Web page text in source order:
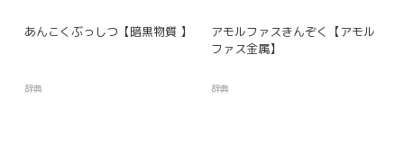
あんこくぶっしつ【暗黒物質 】
辞典
アモルファスきんぞく【アモル
ファス金属】
辞典